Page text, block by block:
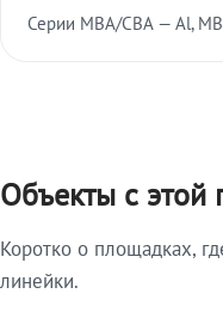
Серии МВА/СВА — Al,
Объекты с этой
Коротко о площадках,
линейки.